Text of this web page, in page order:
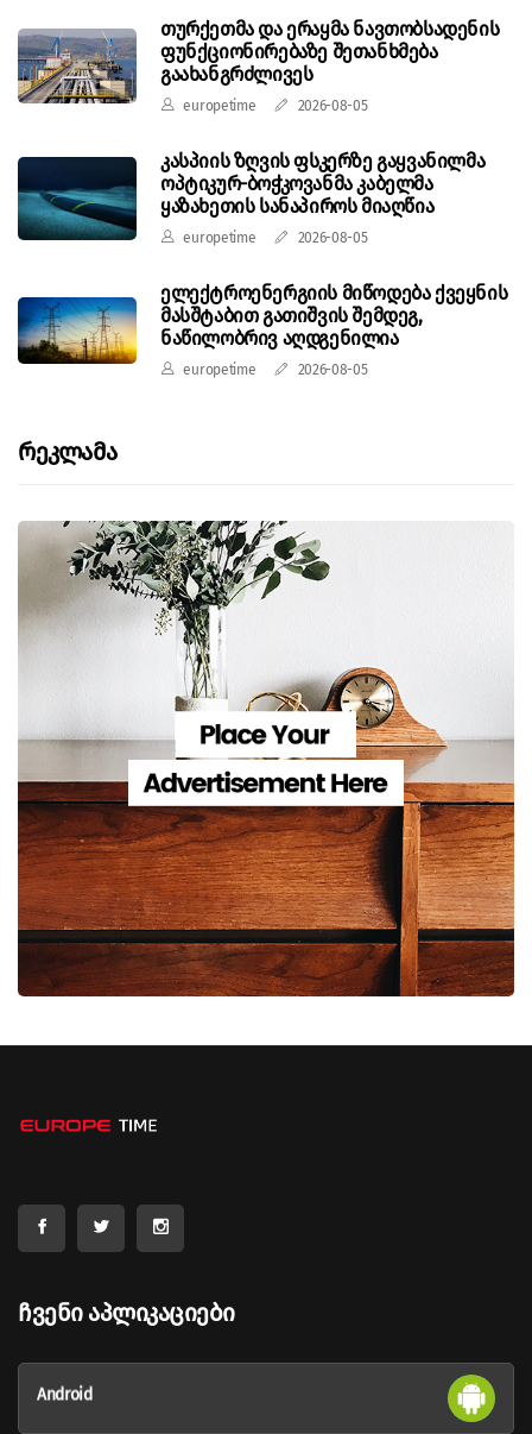
თურქეთმა და ერაყმა ნავთობსადენის
ფუნქციონირებაზე შეთანხმება
გაახანგრძლივეს
europetime 2026-08-05
კასპიის ზღვის ფსკერზე გაყვანილმა
ოპტიკურ-ბოჭკოვანმა კაბელმა
ყაზახეთის სანაპიროს მიაღწია
europetime 2026-08-05
ელექტროენერგიის მიწოდება ქვეყნის
მასშტაბით გათიშვის შემდეგ,
ნაწილობრივ აღდგენილია
europetime 2026-08-05
Რეკლამა
Ჩვენი Აპლიკაციები
Android